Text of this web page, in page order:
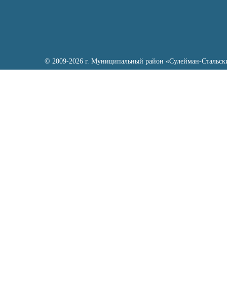
© 2009-2026 г. Муниципальный район «Сулейман-